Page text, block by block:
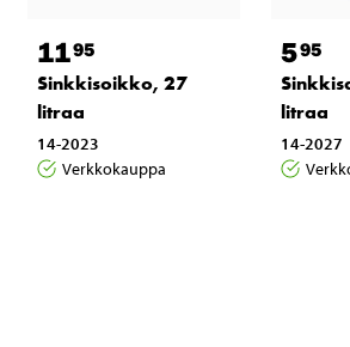
1195
Sinkkisoikko, 27
litraa
14-2023
Verkkokauppa
595
litraa
14-2027